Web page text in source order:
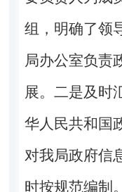
组，明确了领
局办公室负责
展。二是及时
华人民共和国
对我局政府信
时按规范编制